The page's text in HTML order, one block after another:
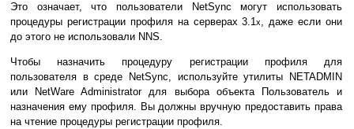
Это означает, что пользователи NetSync могут использовать
процедуры регистрации профиля на серверах 3.1x, даже если они
до этого не использовали NNS.
Чтобы назначить процедуру регистрации профиля для
пользователя в среде NetSync, используйте утилиты NETADMIN
или NetWare Administrator для выбора объекта Пользователь и
назначения ему профиля. Вы должны вручную предоставить права
на чтение процедуры регистрации профиля.